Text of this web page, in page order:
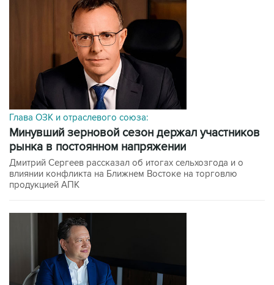
Глава ОЗК и отраслевого союза:
минувший зерновой сезон держал участников
рынка в постоянном напряжении
Дмитрий Сергеев рассказал об итогах сельхозгода и о
влиянии конфликта на Ближнем Востоке на торговлю
продукцией АПК